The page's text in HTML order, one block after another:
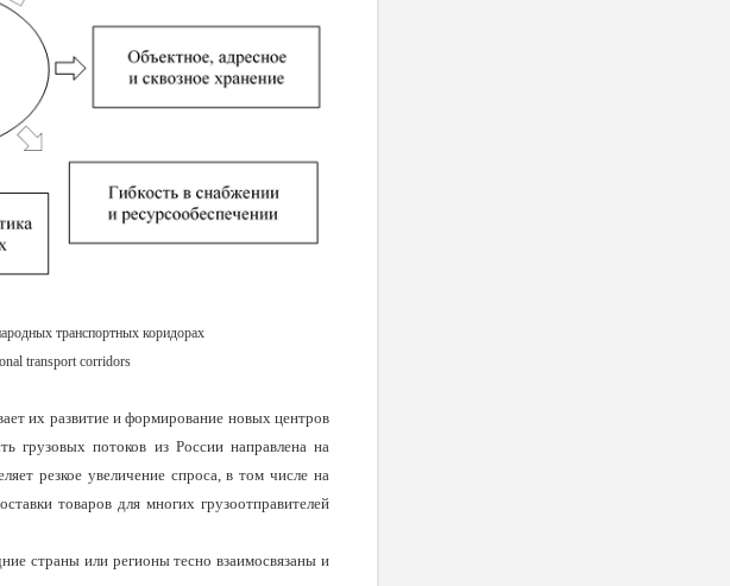
транспортных коридорах
transport corridors
их развитие и формирование новых центров
грузовых потоков из России направлена на
резкое увеличение спроса, в том числе на
товаров для многих грузоотправителей
страны или регионы тесно взаимосвязаны и